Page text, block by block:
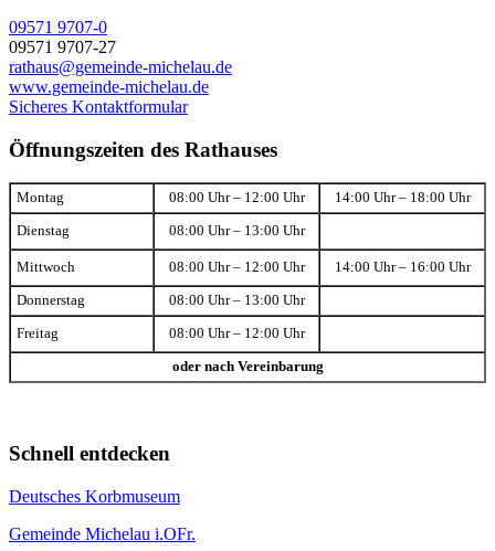
09571 9707-0
09571 9707-27
rathaus@gemeinde-michelau.de
www.gemeinde-michelau.de
Sicheres Kontaktformular
Öffnungszeiten des Rathauses
Montag 08:00 Uhr – 12:00 Uhr 14:00 Uhr – 18:00 Uhr
Dienstag 08:00 Uhr – 13:00 Uhr
Mittwoch 08:00 Uhr – 12:00 Uhr 14:00 Uhr – 16:00 Uhr
Donnerstag 08:00 Uhr – 13:00 Uhr
Freitag 08:00 Uhr – 12:00 Uhr
oder nach Vereinbarung
Schnell entdecken
Deutsches Korbmuseum
Gemeinde Michelau i.OFr.